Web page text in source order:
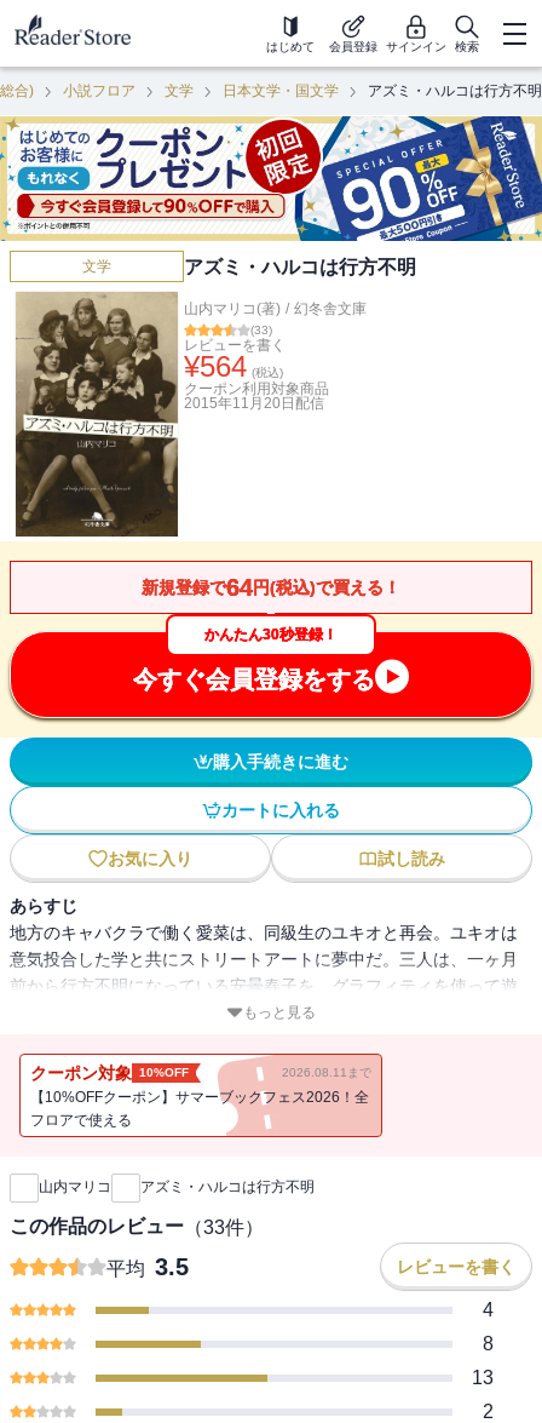
はじめて 会員登録 サインイン 検索
合) 小説フロア 文学 日本文学・国文学 アズミ・ハルコは行方不明
文学 アズミ・ハルコは行方不明
山内マリコ(著) / 幻冬舎文庫
(33)
レビューを書く
¥564 (税込)
クーポン利用対象商品
2015年11月20日 配信
新規登録で64円(税込)で買える！
かんたん30秒登録！
今すぐ会員登録をする
購入手続きに進む
カートに入れる
お気に入り 試し読み
あらすじ
地方のキャバクラで働く愛菜は、同級生のユキオと再会。ユキオは
意気投合した学と共にストリートアートに夢中だ。三人は、一ヶ月
前から行方不明になっている安曇春子を、グラフィティを使って遊
び半分で捜し始める。男性を襲う謎のグループ、通称“少女ギャング
気づける快作。
もっと見る
クーポン対象 10%OFF 2026.08.11まで
【10%OFFクーポン】サマーブックフェス2026！全
フロアで使える
新刊通知
山内マリコ アズミ・ハルコは行方不明
この作品のレビュー （33件）
平均 3.5 レビューを書く
4
8
13
2